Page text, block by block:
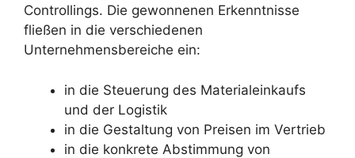
Controllings. Die gewonnenen Erkenntnisse
fließen in die verschiedenen
Unternehmensbereiche ein:
in die Steuerung des Materialeinkaufs
und der Logistik
in die Gestaltung von Preisen im Vertrieb
in die konkrete Abstimmung von